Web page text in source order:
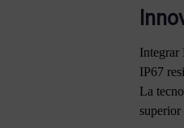
Integrar
IP67
La
superior